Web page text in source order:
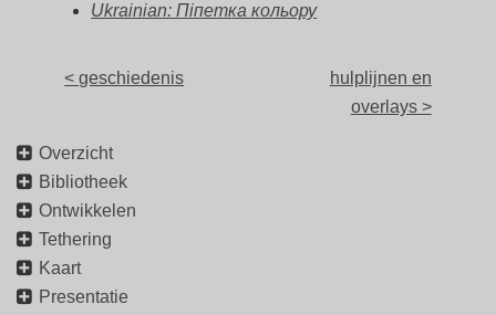
Ukrainian: Піпетка кольору
< geschiedenis
hulplijnen en
overlays >
Overzicht
Bibliotheek
Ontwikkelen
Tethering
Kaart
Presentatie